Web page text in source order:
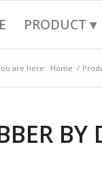
PRODUCT ▾
are here: Home /
BY